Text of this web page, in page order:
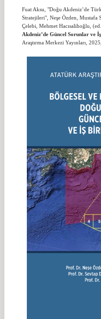
Fuat Aksu, "Doğu Akdeniz’de
Stratejileri", Neşe Özden, Mustafa
Çelebi, Mehmet Hacısalihoğlu,
Akdeniz’de Güncel Sorunlar ve
Araştırma Merkezi Yayınları,